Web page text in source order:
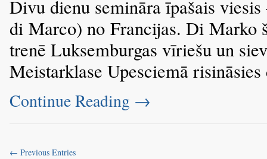
Divu dienu semināra īpašais
di Marco) no Francijas. Di Marko
trenē Luksemburgas vīriešu un
Meistarklase Upesciemā
Continue Reading →
← Previous Entries